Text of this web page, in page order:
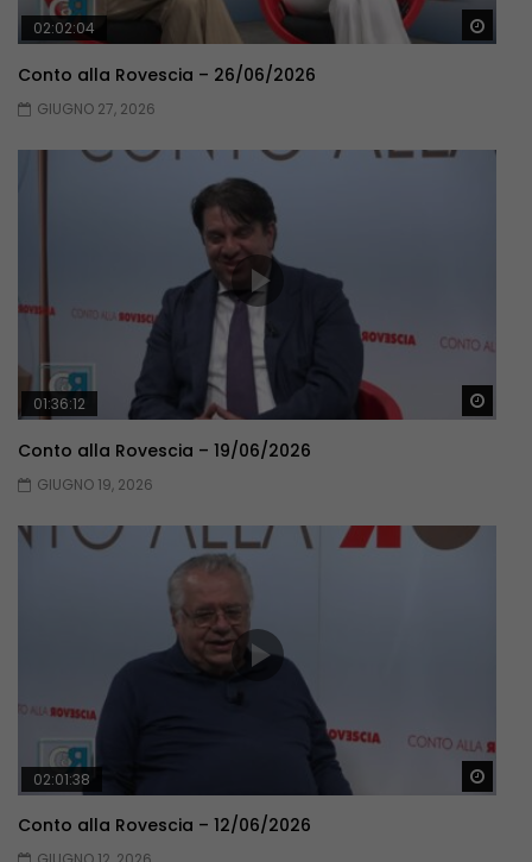
02:02:04
Conto alla Rovescia – 26/06/2026
GIUGNO 27, 2026
01:36:12
Conto alla Rovescia – 19/06/2026
GIUGNO 19, 2026
02:01:38
Conto alla Rovescia – 12/06/2026